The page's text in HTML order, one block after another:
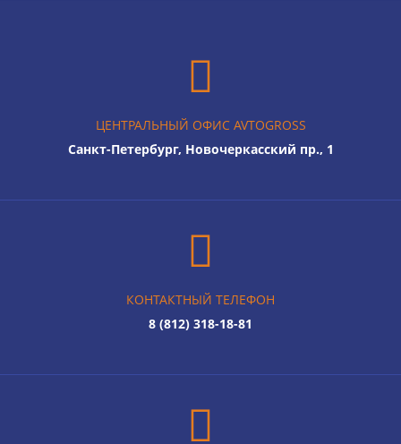
ЦЕНТРАЛЬНЫЙ ОФИС AVTOGROSS
Санкт-Петербург, Новочеркасский пр., 1
КОНТАКТНЫЙ ТЕЛЕФОН
8 (812) 318-18-81